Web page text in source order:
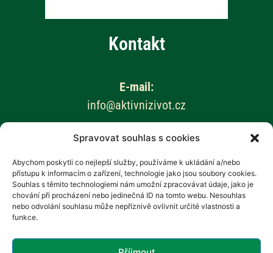
Spravovat souhlas s cookies
Abychom poskytli co nejlepší služby, používáme k ukládání a/nebo
přístupu k informacím o zařízení, technologie jako jsou soubory cookies.
Souhlas s těmito technologiemi nám umožní zpracovávat údaje, jako je
chování při procházení nebo jedinečná ID na tomto webu. Nesouhlas
nebo odvolání souhlasu může nepříznivě ovlivnit určité vlastnosti a
funkce.
Kontakt
E-mail:
info@aktivnizivot.cz
Odborní garanti:
Prof. MUDr. Eva Kubala Havrdová, CSc.
Prim. MUDr. Marta Vachová
Web provozuje: